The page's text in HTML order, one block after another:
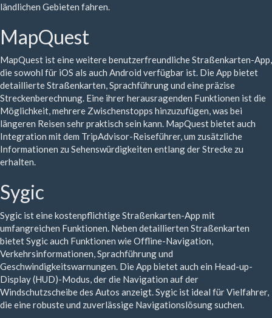
ländlichen Gebieten fahren.
MapQuest
MapQuest ist eine weitere benutzerfreundliche Straßenkarten-App,
die sowohl für iOS als auch Android verfügbar ist. Die App bietet
detaillierte Straßenkarten, Sprachführung und eine präzise
Streckenberechnung. Eine ihrer herausragenden Funktionen ist die
Möglichkeit, mehrere Zwischenstopps hinzuzufügen, was bei
längeren Reisen sehr praktisch sein kann. MapQuest bietet auch
Integration mit dem TripAdvisor-Reiseführer, um zusätzliche
Informationen zu Sehenswürdigkeiten entlang der Strecke zu
erhalten.
Sygic
Sygic ist eine kostenpflichtige Straßenkarten-App mit
umfangreichen Funktionen. Neben detaillierten Straßenkarten
bietet Sygic auch Funktionen wie Offline-Navigation,
Verkehrsinformationen, Sprachführung und
Geschwindigkeitswarnungen. Die App bietet auch ein Head-up-
Display (HUD)-Modus, der die Navigation auf der
Windschutzscheibe des Autos anzeigt. Sygic ist ideal für Vielfahrer,
die eine robuste und zuverlässige Navigationslösung suchen.